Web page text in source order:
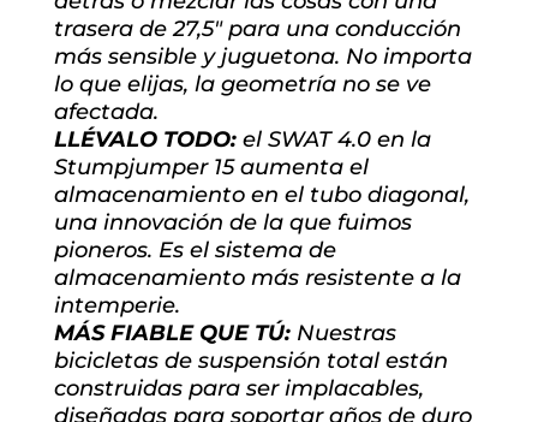
trasera de 27,5″ para una conducción
más sensible y juguetona. No importa
lo que elijas, la geometría no se ve
afectada.
LLÉVALO TODO:el SWAT 4.0 en la
Stumpjumper 15 aumenta el
almacenamiento en el tubo diagonal,
una innovación de la que fuimos
pioneros. Es el sistema de
almacenamiento más resistente a la
intemperie.
MÁS FIABLE QUE TÚ:Nuestras
bicicletas de suspensión total están
construidas para ser implacables,
diseñadas para soportar años de duro